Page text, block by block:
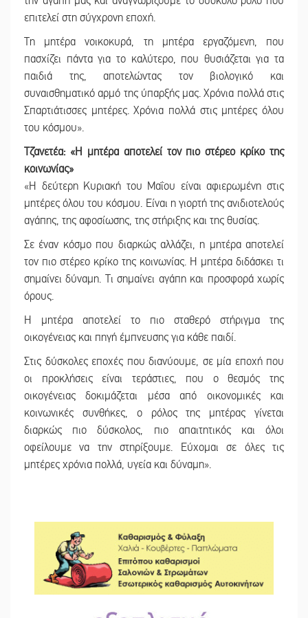
επιτελεί στη σύγχρονη εποχή.
Τη μητέρα νοικοκυρά, τη μητέρα εργαζόμενη, που
πασχίζει πάντα για το καλύτερο, που θυσιάζεται για τα
παιδιά της, αποτελώντας τον βιολογικό και
συναισθηματικό αρμό της ύπαρξής μας. Χρόνια πολλά στις
Σπαρτιάτισσες μητέρες. Χρόνια πολλά στις μητέρες όλου
του κόσμου».
Τζανετέα: «Η μητέρα αποτελεί τον πιο στέρεο κρίκο της
κοινωνίας»
«Η δεύτερη Κυριακή του Μαΐου είναι αφιερωμένη στις
μητέρες όλου του κόσμου. Είναι η γιορτή της ανιδιοτελούς
αγάπης, της αφοσίωσης, της στήριξης και της θυσίας.
Σε έναν κόσμο που διαρκώς αλλάζει, η μητέρα αποτελεί
τον πιο στέρεο κρίκο της κοινωνίας. Η μητέρα διδάσκει τι
σημαίνει δύναμη. Τι σημαίνει αγάπη και προσφορά χωρίς
όρους.
Η μητέρα αποτελεί το πιο σταθερό στήριγμα της
οικογένειας και πηγή έμπνευσης για κάθε παιδί.
Στις δύσκολες εποχές που διανύουμε, σε μία εποχή που
οι προκλήσεις είναι τεράστιες, που ο θεσμός της
οικογένειας δοκιμάζεται μέσα από οικονομικές και
κοινωνικές συνθήκες, ο ρόλος της μητέρας γίνεται
διαρκώς πιο δύσκολος, πιο απαιτητικός και όλοι
οφείλουμε να την στηρίξουμε. Εύχομαι σε όλες τις
μητέρες χρόνια πολλά, υγεία και δύναμη».